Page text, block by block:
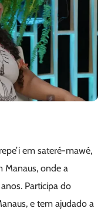
em sateré-mawé,
Manaus, onde a
Participa do
e tem ajudado a